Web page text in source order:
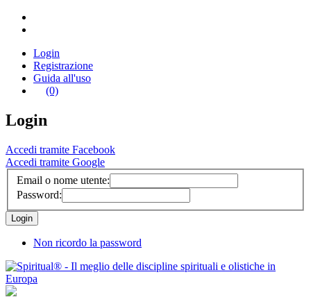
Login
Registrazione
Guida all'uso
(0)
Login
Accedi tramite Facebook
Accedi tramite Google
Email o nome utente:
Password:
Non ricordo la password